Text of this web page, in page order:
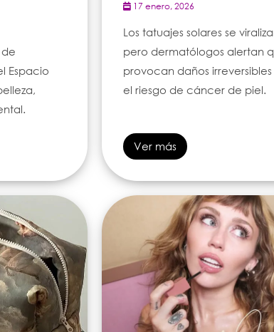
Espacio
17 enero, 2026
Los tatuajes solares se
pero dermatólogos alertan
provocan daños
el riesgo de cáncer de piel.
Ver más